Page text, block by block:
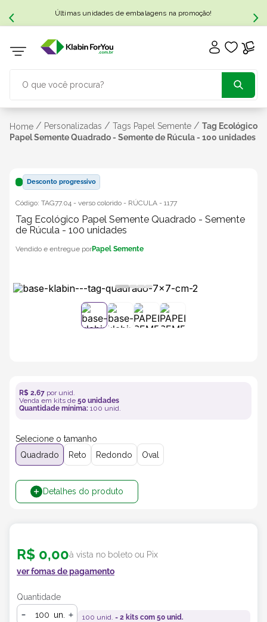
Últimas unidades de embalagens na promoção!
Home / Personalizadas / Tags Papel Semente / Tag Ecológico
Papel Semente Quadrado - Semente de Rúcula - 100 unidades
Desconto progressivo
Código: TAG77.04 - verso colorido - RÚCULA - 1177
Tag Ecológico Papel Semente Quadrado - Semente
de Rúcula - 100 unidades
Papel Semente
R$ 2,67 por unid.
Venda em kits de 50 unidades
Quantidade mínima: 100 unid.
Selecione o tamanho
Quadrado
Reto Redondo Oval
Detalhes do produto
R$ 0,00à vista no boleto ou Pix
ver fomas de pagamento
Quantidade
un.
100 unid. = 2 kits com 50 unid.
TERMOS MAIS BUSCADOS
3º caixa sedex
5º caixas
6º bebida
10º papel semente